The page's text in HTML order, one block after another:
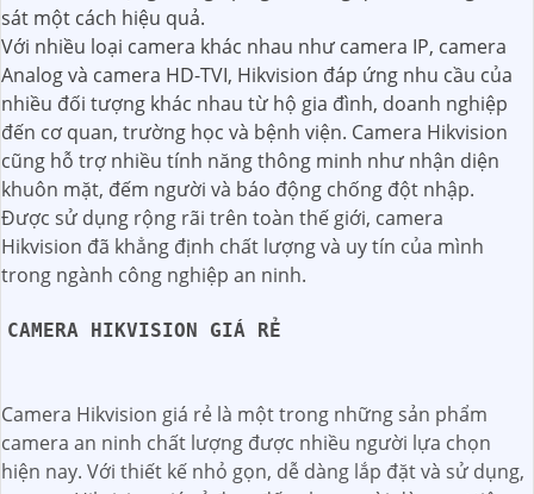
sát một cách hiệu quả.
Với nhiều loại camera khác nhau như camera IP, camera
Analog và camera HD-TVI, Hikvision đáp ứng nhu cầu của
nhiều đối tượng khác nhau từ hộ gia đình, doanh nghiệp
đến cơ quan, trường học và bệnh viện. Camera Hikvision
cũng hỗ trợ nhiều tính năng thông minh như nhận diện
khuôn mặt, đếm người và báo động chống đột nhập.
Được sử dụng rộng rãi trên toàn thế giới, camera
Hikvision đã khẳng định chất lượng và uy tín của mình
trong ngành công nghiệp an ninh.
CAMERA HIKVISION GIÁ RẺ
Camera Hikvision giá rẻ là một trong những sản phẩm
camera an ninh chất lượng được nhiều người lựa chọn
hiện nay. Với thiết kế nhỏ gọn, dễ dàng lắp đặt và sử dụng,